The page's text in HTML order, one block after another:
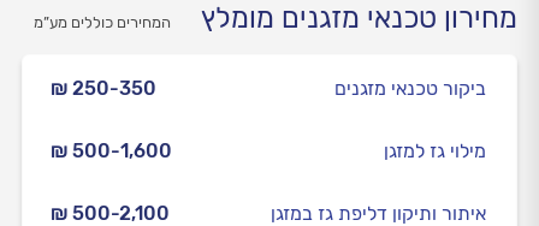
מחירון טכנאי מזגנים מומלץ המחירים כוללים מע”מ
₪ 250-350 ביקור טכנאי מזגנים
₪ 500-1,600 מילוי גז למזגן
₪ 500-2,100 איתור ותיקון דליפת גז במזגן